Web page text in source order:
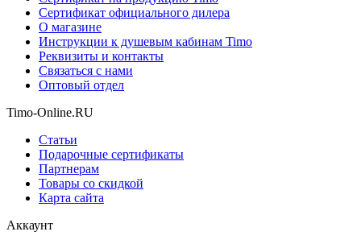
Сертификат официального дилера
О магазине
Инструкции к душевым кабинам Timo
Реквизиты и контакты
Связаться с нами
Оптовый отдел
Timo-Online.RU
Статьи
Подарочные сертификаты
Партнерам
Товары со скидкой
Карта сайта
Аккаунт